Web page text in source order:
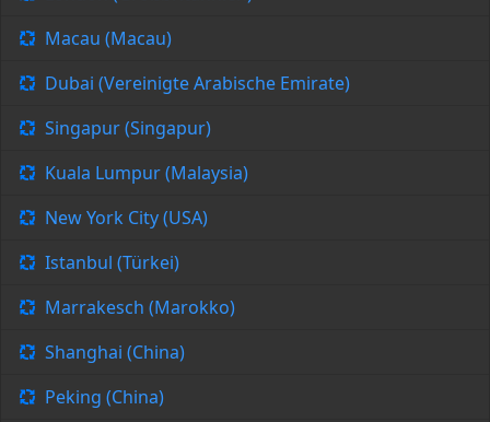
Macau (Macau)
Dubai (Vereinigte Arabische Emirate)
Singapur (Singapur)
Kuala Lumpur (Malaysia)
New York City (USA)
Istanbul (Türkei)
Marrakesch (Marokko)
Shanghai (China)
Peking (China)